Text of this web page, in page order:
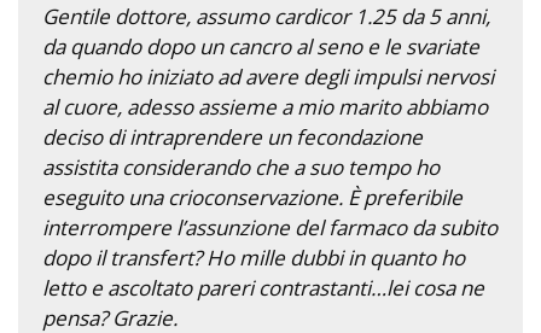
Gentile dottore, assumo cardicor 1.25 da 5 anni,
da quando dopo un cancro al seno e le svariate
chemio ho iniziato ad avere degli impulsi nervosi
al cuore, adesso assieme a mio marito abbiamo
deciso di intraprendere un fecondazione
assistita considerando che a suo tempo ho
eseguito una crioconservazione. È preferibile
interrompere l’assunzione del farmaco da subito
dopo il transfert? Ho mille dubbi in quanto ho
letto e ascoltato pareri contrastanti…lei cosa ne
pensa? Grazie.